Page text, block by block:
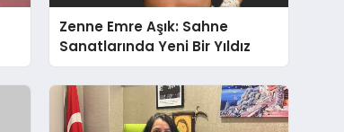
Zenne Emre Aşık: Sahne
Sanatlarında Yeni Bir Yıldız